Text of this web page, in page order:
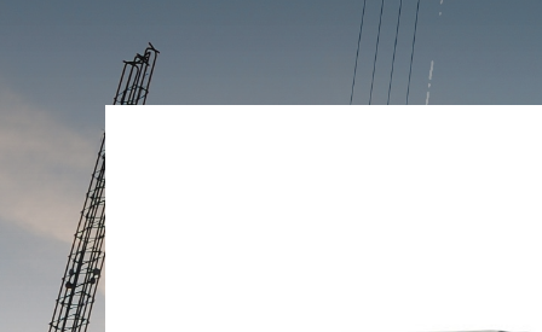
Energie
Capteurs d’efforts et de couple